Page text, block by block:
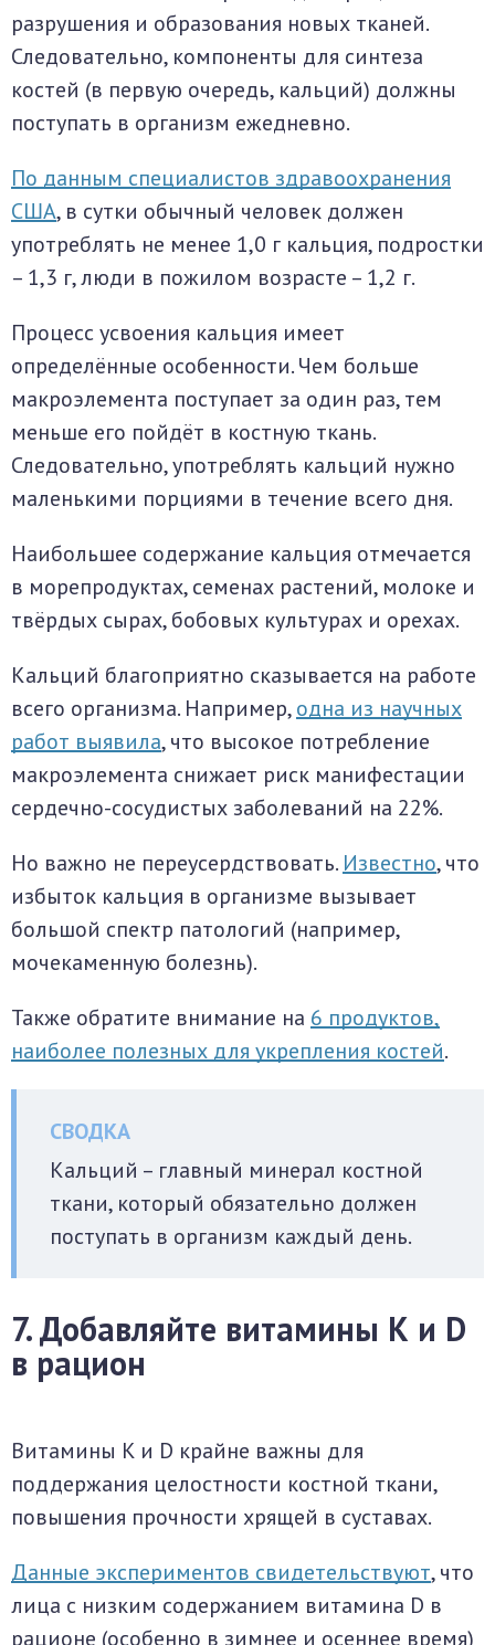
разрушения и образования новых тканей.
Следовательно, компоненты для синтеза
костей (в первую очередь, кальций) должны
поступать в организм ежедневно.
По данным специалистов здравоохранения
США, в сутки обычный человек должен
употреблять не менее 1,0 г кальция, подростки
– 1,3 г, люди в пожилом возрасте – 1,2 г.
Процесс усвоения кальция имеет
определённые особенности. Чем больше
макроэлемента поступает за один раз, тем
меньше его пойдёт в костную ткань.
Следовательно, употреблять кальций нужно
маленькими порциями в течение всего дня.
Наибольшее содержание кальция отмечается
в морепродуктах, семенах растений, молоке и
твёрдых сырах, бобовых культурах и орехах.
Кальций благоприятно сказывается на работе
всего организма. Например,одна из научных
работ выявила, что высокое потребление
макроэлемента снижает риск манифестации
сердечно-сосудистых заболеваний на 22%.
Но важно не переусердствовать. Известно, что
избыток кальция в организме вызывает
большой спектр патологий (например,
мочекаменную болезнь).
Также обратите внимание на 6 продуктов,
наиболее полезных для укрепления костей.
Кальций – главный минерал костной
ткани, который обязательно должен
поступать в организм каждый день.
7. Добавляйте витамины К и D
в рацион
Витамины K и D крайне важны для
поддержания целостности костной ткани,
повышения прочности хрящей в суставах.
Данные экспериментов свидетельствуют, что
лица с низким содержанием витамина D в
рационе (особенно в зимнее и осеннее время)